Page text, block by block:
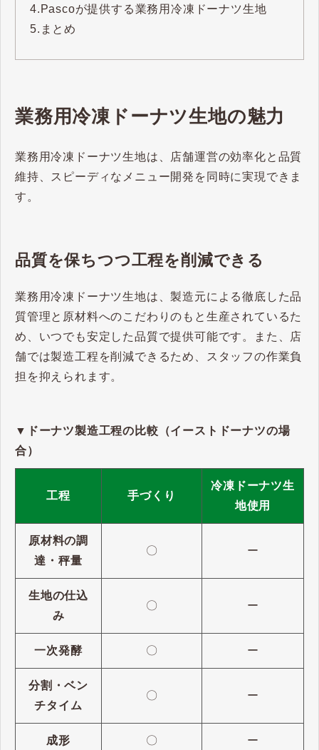
4. Pascoが提供する業務用冷凍ドーナツ生地
5. まとめ
業務用冷凍ドーナツ生地の魅力
業務用冷凍ドーナツ生地は、店舗運営の効率化と品質
維持、スピーディなメニュー開発を同時に実現できま
す。
品質を保ちつつ工程を削減できる
業務用冷凍ドーナツ生地は、製造元による徹底した品
質管理と原材料へのこだわりのもと生産されているた
め、いつでも安定した品質で提供可能です。また、店
舗では製造工程を削減できるため、スタッフの作業負
担を抑えられます。
▼ドーナツ製造工程の比較（イーストドーナツの場
合）
工程 手づくり
冷凍ドーナツ生
地使用
原材料の調
達・秤量
〇 ー
生地の仕込
み
〇 ー
一次発酵 〇 ー
分割・ベン
チタイム
〇 ー
成形 〇 ー